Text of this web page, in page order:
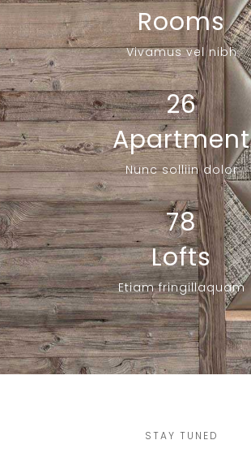
Rooms
Vivamus vel nibh
26
Apartment
Nunc solliin dolor
78
Lofts
Etiam fringillaquam
STAY TUNED